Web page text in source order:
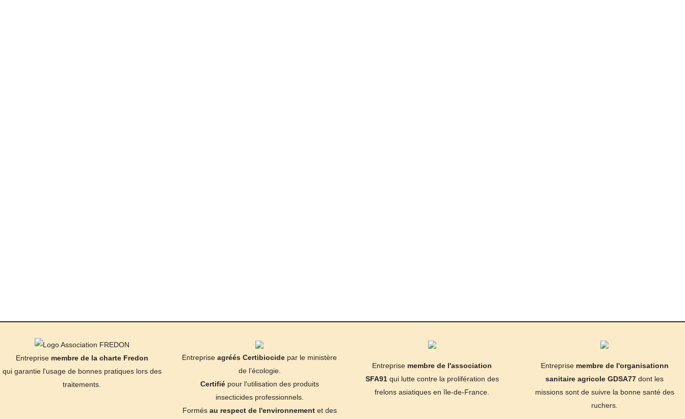
Entreprise membre de la charte Fredon
qui garantie l'usage de bonnes pratiques lors des
traitements.
Entreprise agréés Certibiocide par le ministère
de l’écologie.
Certifiépour l'utilisation des produits
insecticides professionnels.
Formés au respect de l'environnementet des
Entreprise membre de l'association
SFA91qui lutte contre la prolifération des
frelons asiatiques en île-de-France.
Entreprise membre de l'organisationn
sanitaire agricole GDSA77 dont les
missions sont de suivre la bonne santé des
ruchers.